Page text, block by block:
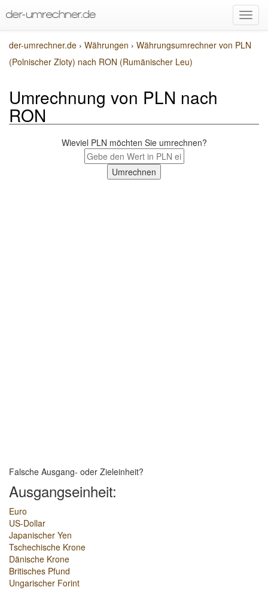
der-umrechner.de › Währungen › Währungsumrechner von PLN
(Polnischer Zloty) nach RON (Rumänischer Leu)
Umrechnung von PLN nach
RON
Wieviel PLN möchten Sie umrechnen?
Falsche Ausgang- oder Zieleinheit?
Ausgangseinheit:
Euro
US-Dollar
Japanischer Yen
Tschechische Krone
Dänische Krone
Britisches Pfund
Ungarischer Forint